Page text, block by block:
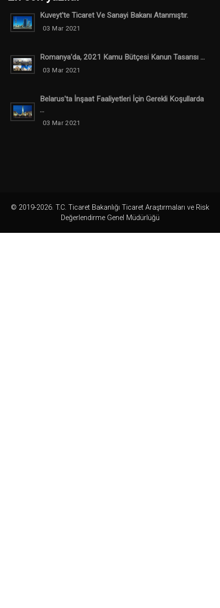
Kuveyt'te Ticaret Ve Sanayi Bakanı Atanmıştır.
03 Mar 2021
Romanya'da, 2021 Kamu Bütçesi Kanun Tasarısı ...
03 Mar 2021
Belarus'ta İnşaat Faaliyetleri İçin Gerekli Koşullarda
...
03 Mar 2021
© 2019-2026. T.C. Ticaret Bakanlığı Ticaret Araştırmaları ve Risk
Değerlendirme Genel Müdürlüğü